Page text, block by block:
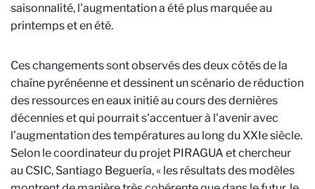
saisonnalité, l'augmentation a été plus marquée au
printemps et en été.
Ces changements sont observés des deux côtés de la
chaîne pyrénéenne et dessinent un scénario de réduction
des ressources en eaux initié au cours des dernières
décennies et qui pourrait s'accentuer à l'avenir avec
l’augmentation des températures au long du XXIe siècle.
Selon le coordinateur du projet PIRAGUA et chercheur
au CSIC, Santiago Beguería, « les résultats des modèles